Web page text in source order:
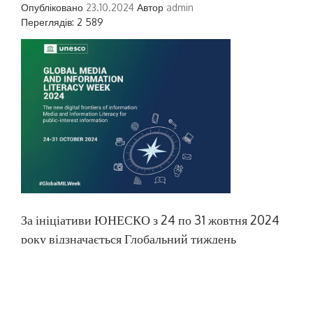
Опубліковано 23.10.2024 Автор admin
Переглядів: 2 589
За ініціативи ЮНЕСКО з 24 по 31 жовтня 2024
року відзначається Глобальний тиждень